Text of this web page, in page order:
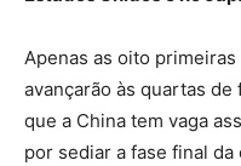
Apenas as oito
avançarão às quartas
que a China tem vaga
por sediar a fase final